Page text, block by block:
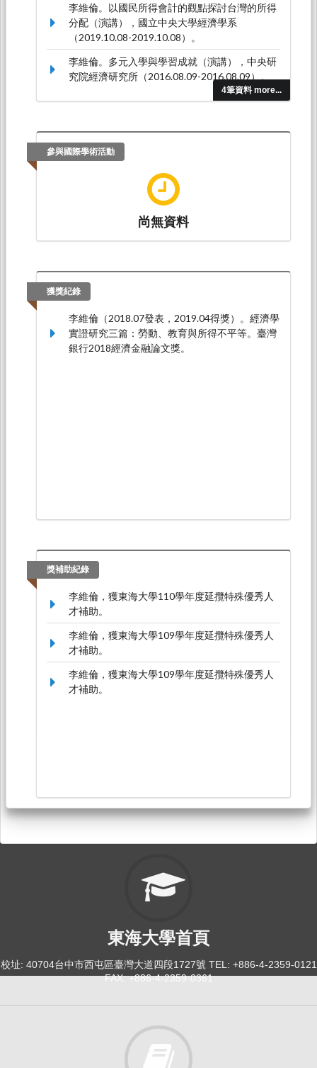
4筆資料 more...
李維倫。以國民所得會計的觀點探討台灣的所得
分配（演講），國立中央大學經濟學系
（2019.10.08-2019.10.08）。
李維倫。多元入學與學習成就（演講），中央研
究院經濟研究所（2016.08.09-2016.08.09）。
參與國際學術活動
尚無資料
獲獎紀錄
李維倫（2018.07發表，2019.04得獎）。經濟學
實證研究三篇：勞動、教育與所得不平等。臺灣
銀行2018經濟金融論文獎。
獎補助紀錄
李維倫，獲東海大學110學年度延攬特殊優秀人
才補助。
李維倫，獲東海大學109學年度延攬特殊優秀人
才補助。
李維倫，獲東海大學109學年度延攬特殊優秀人
才補助。
東海大學首頁
校址: 40704台中市西屯區臺灣大道四段1727號 TEL: +886-4-2359-0121
FAX: +886-4-2359-0361